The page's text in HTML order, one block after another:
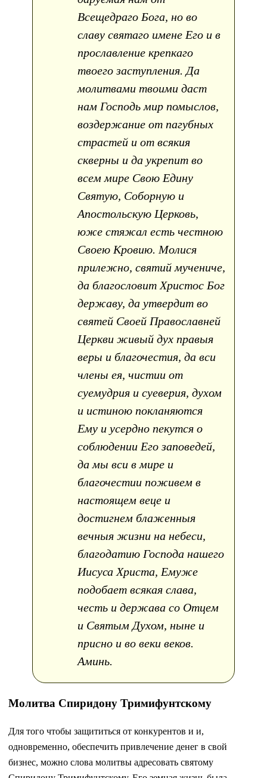
Всещедраго Бога, но во
славу святаго имене Его и в
прославление крепкаго
твоего заступления. Да
молитвами твоими даст
нам Господь мир помыслов,
воздержание от пагубных
страстей и от всякия
скверны и да укрепит во
всем мире Свою Едину
Святую, Соборную и
Апостольскую Церковь,
юже стяжал есть честною
Своею Кровию. Молися
прилежно, святий мучениче,
да благословит Христос Бог
державу, да утвердит во
святей Своей Православней
Церкви живый дух правыя
веры и благочестия, да вси
члены ея, чистии от
суемудрия и суеверия, духом
и истиною покланяются
Ему и усердно пекутся о
соблюдении Его заповедей,
да мы вси в мире и
благочестии поживем в
настоящем веце и
достигнем блаженныя
вечныя жизни на небеси,
благодатию Господа нашего
Иисуса Христа, Емуже
подобает всякая слава,
честь и держава со Отцем
и Святым Духом, ныне и
присно и во веки веков.
Аминь.
Молитва Спиридону Тримифунтскому
Для того чтобы защититься от конкурентов и и,
одновременно, обеспечить привлечение денег в свой
бизнес, можно слова молитвы адресовать святому